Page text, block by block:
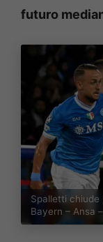
futuro
Spalletti chiude
Bayern – Ansa